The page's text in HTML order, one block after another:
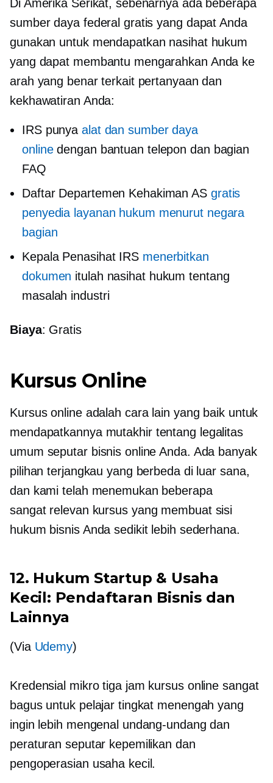
Di Amerika Serikat, sebenarnya ada beberapa
sumber daya federal gratis yang dapat Anda
gunakan untuk mendapatkan nasihat hukum
yang dapat membantu mengarahkan Anda ke
arah yang benar terkait pertanyaan dan
kekhawatiran Anda:
IRS punyaalat dan sumber daya
onlinedengan bantuan telepon dan bagian
FAQ
Daftar Departemen Kehakiman AS gratis
penyedia layanan hukum menurut negara
bagian
Kepala Penasihat IRS menerbitkan
dokumen itulah nasihat hukum tentang
masalah industri
Biaya: Gratis
Kursus Online
Kursus online adalah cara lain yang baik untuk
mendapatkannya mutakhirtentang legalitas
umum seputar bisnis online Anda. Ada banyak
pilihan terjangkau yang berbeda di luar sana,
dan kami telah menemukan beberapa
sangat relevan kursus yang membuat sisi
hukum bisnis Anda sedikit lebih sederhana.
12. Hukum Startup & Usaha
Kecil: Pendaftaran Bisnis dan
Lainnya
(Via Udemy)
Kredensial mikrotiga jam kursus online sangat
bagus untuk pelajar tingkat menengah yang
ingin lebih mengenal undang-undang dan
peraturan seputar kepemilikan dan
pengoperasian usaha kecil.